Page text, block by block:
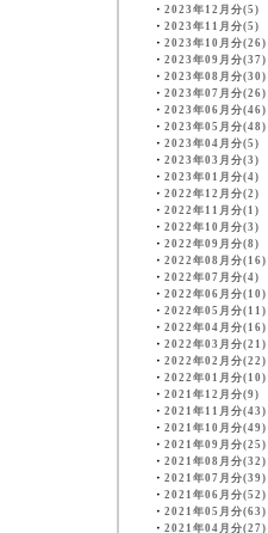
・ 2023年12月分(5)
・ 2023年11月分(5)
・ 2023年10月分(26)
・ 2023年09月分(37)
・ 2023年08月分(30)
・ 2023年07月分(26)
・ 2023年06月分(46)
・ 2023年05月分(48)
・ 2023年04月分(5)
・ 2023年03月分(3)
・ 2023年01月分(4)
・ 2022年12月分(2)
・ 2022年11月分(1)
・ 2022年10月分(3)
・ 2022年09月分(8)
・ 2022年08月分(16)
・ 2022年07月分(4)
・ 2022年06月分(10)
・ 2022年05月分(11)
・ 2022年04月分(16)
・ 2022年03月分(21)
・ 2022年02月分(22)
・ 2022年01月分(10)
・ 2021年12月分(9)
・ 2021年11月分(43)
・ 2021年10月分(49)
・ 2021年09月分(25)
・ 2021年08月分(32)
・ 2021年07月分(39)
・ 2021年06月分(52)
・ 2021年05月分(63)
・ 2021年04月分(27)